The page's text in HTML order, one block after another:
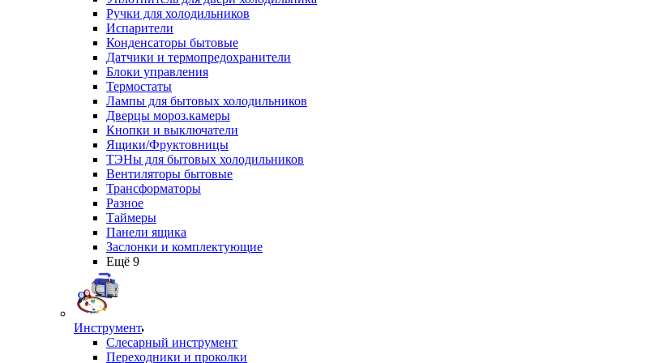
Ручки для холодильников
Испарители
Конденсаторы бытовые
Датчики и термопредохранители
Блоки управления
Термостаты
Лампы для бытовых холодильников
Дверцы мороз.камеры
Кнопки и выключатели
Ящики/Фруктовницы
ТЭНы для бытовых холодильников
Вентиляторы бытовые
Трансформаторы
Разное
Таймеры
Панели ящика
Заслонки и комплектующие
Ещё 9
Инструмент
Слесарный инструмент
Переходники и проколки